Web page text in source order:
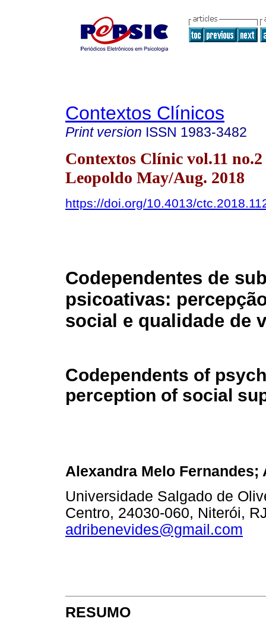
Contextos Clínicos
Print version ISSN 1983-3482
Contextos Clínic vol.11 no.2
Leopoldo May/Aug. 2018
https://doi.org/10.4013/
Codependentes de
psicoativas:
social e qualidade de
Codependents of
perception of social
Alexandra Melo
Universidade Salgado de
Centro, 24030-060, Niterói,
adribenevides@gmail.com
RESUMO